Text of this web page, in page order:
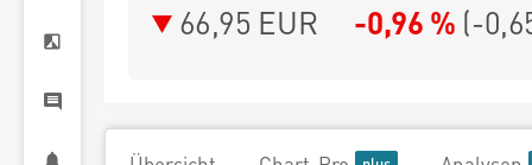
66,95 EUR -0,96 % (-